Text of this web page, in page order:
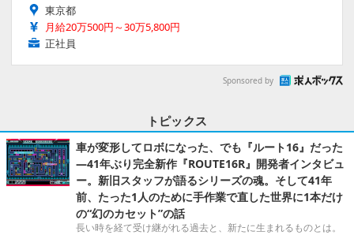
東京都
月給20万500円～30万5,800円
正社員
Sponsored by
トピックス
車が変形してロボになった、でも『ルート16』だった
―41年ぶり完全新作『ROUTE16R』開発者インタビュ
ー。新旧スタッフが語るシリーズの魂。そして41年
前、たった1人のために手作業で直した世界に1本だけ
の“幻のカセット”の話
長い時を経て受け継がれる過去と、新たに生まれるものとは。